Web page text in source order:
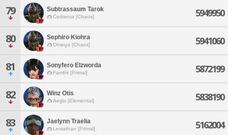
79 Subtrassaum Tarok
Cerberus [Chaos] 5949950
80 Sephiro Kiohra
Omega [Chaos] 5941060
81 Sonyfero Elzworda
Famfrit [Primal] 5872199
82 Winz Otis
Aegis [Elemental] 5838190
83 Jaelynn Traelia
Leviathan [Primal] 5162004